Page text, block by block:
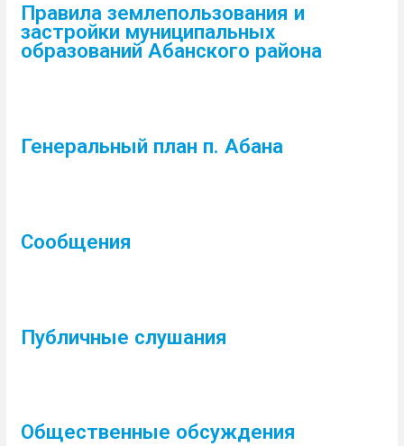
Правила землепользования и
застройки муниципальных
образований Абанского района
Генеральный план п. Абана
Сообщения
Публичные слушания
Общественные обсуждения